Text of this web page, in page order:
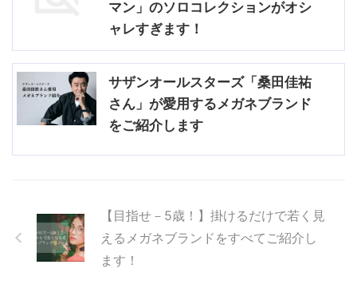
マン」のソロコレクションがオシ
ャレすぎます！
サザンオールスターズ「桑田佳祐
さん」が愛用するメガネブランド
をご紹介します
【目指せ－5歳！】掛けるだけで若く見
えるメガネブランドをすべてご紹介し
ます！